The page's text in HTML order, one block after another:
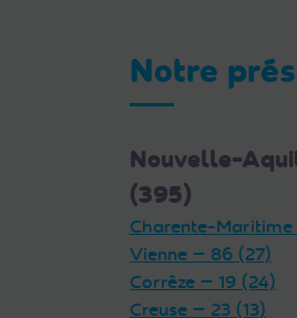
Notre
Nouvelle-
(395)
Charente-Maritime
Vienne — 86 (27)
Corrèze — 19 (24)
Creuse — 23 (13)